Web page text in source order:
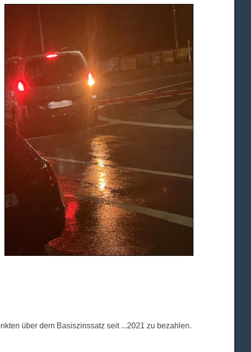
über dem Basiszinssatz seit ...2021 zu bezahlen.